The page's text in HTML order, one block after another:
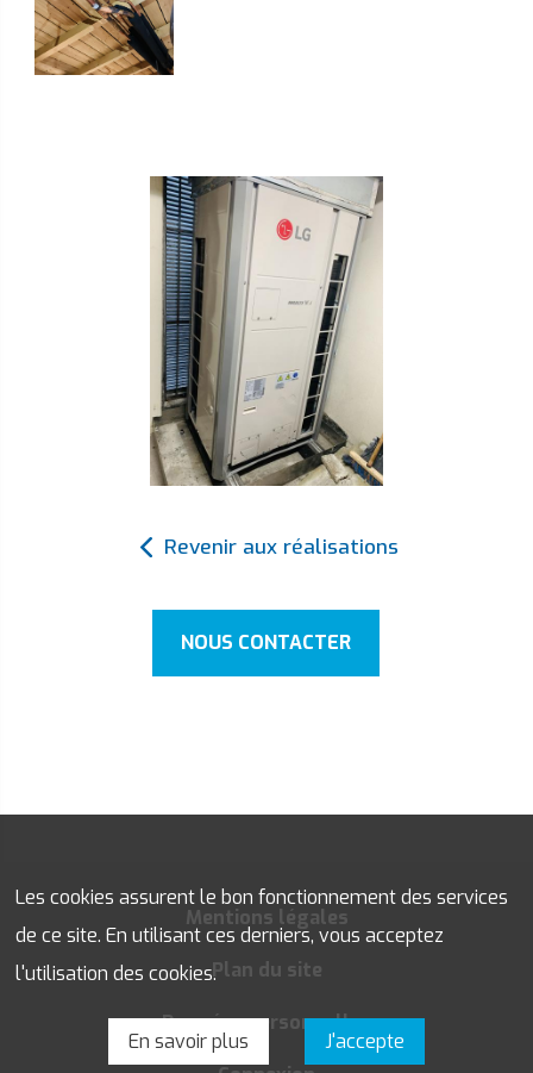
Revenir aux réalisations
NOUS CONTACTER
Mentions légales
Plan du site
Données personnelles
En savoir plus J'accepte
Les cookies assurent le bon fonctionnement des services
de ce site. En utilisant ces derniers, vous acceptez
l'utilisation des cookies.